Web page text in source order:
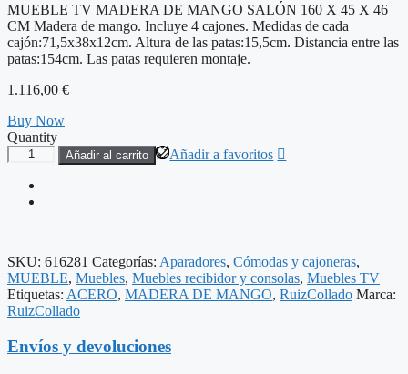
MUEBLE TV MADERA DE MANGO SALÓN 160 X 45 X 46
CM Madera de mango. Incluye 4 cajones. Medidas de cada
cajón:71,5x38x12cm. Altura de las patas:15,5cm. Distancia entre las
patas:154cm. Las patas requieren montaje.
1.116,00 €
Buy Now
Quantity
MUEBLE
MADERA
X
45
X
46
cantidad
Añadir a favoritos
Añadir al carrito
SKU: 616281 Categorías: Aparadores, Cómodas y cajoneras,
MUEBLE, Muebles, Muebles recibidor y consolas, Muebles TV
Etiquetas: ACERO, MADERA DE MANGO, RuizCollado Marca:
RuizCollado
Envíos y devoluciones